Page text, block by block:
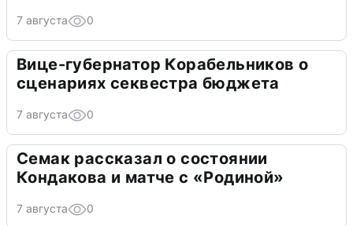
7 августа 0
Вице-губернатор Корабельников о
сценариях секвестра бюджета
7 августа 0
Семак рассказал о состоянии
Кондакова и матче с «Родиной»
7 августа 0